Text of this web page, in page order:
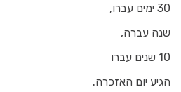
30 ימים עברו,
שנה עברה,
10 שנים עברו
הגיע יום האזכרה.